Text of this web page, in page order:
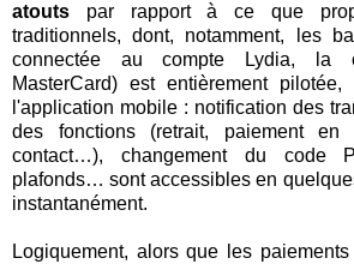
atouts par rapport à ce que
traditionnels, dont, notamment, les
connectée au compte Lydia, la
MasterCard) est entièrement
l'application mobile : notification des
des fonctions (retrait, paiement
contact…), changement du code
plafonds… sont accessibles en
instantanément.
Logiquement, alors que les